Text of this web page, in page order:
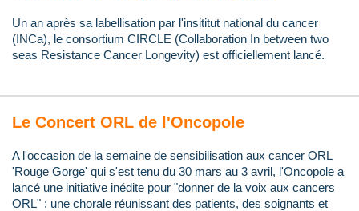
Un an après sa labellisation par l'insititut national du cancer
(INCa), le consortium CIRCLE (Collaboration In between two
seas Resistance Cancer Longevity) est officiellement lancé.
Le Concert ORL de l'Oncopole
A l'occasion de la semaine de sensibilisation aux cancer ORL
'Rouge Gorge' qui s'est tenu du 30 mars au 3 avril, l'Oncopole a
lancé une initiative inédite pour "donner de la voix aux cancers
ORL" : une chorale réunissant des patients, des soignants et